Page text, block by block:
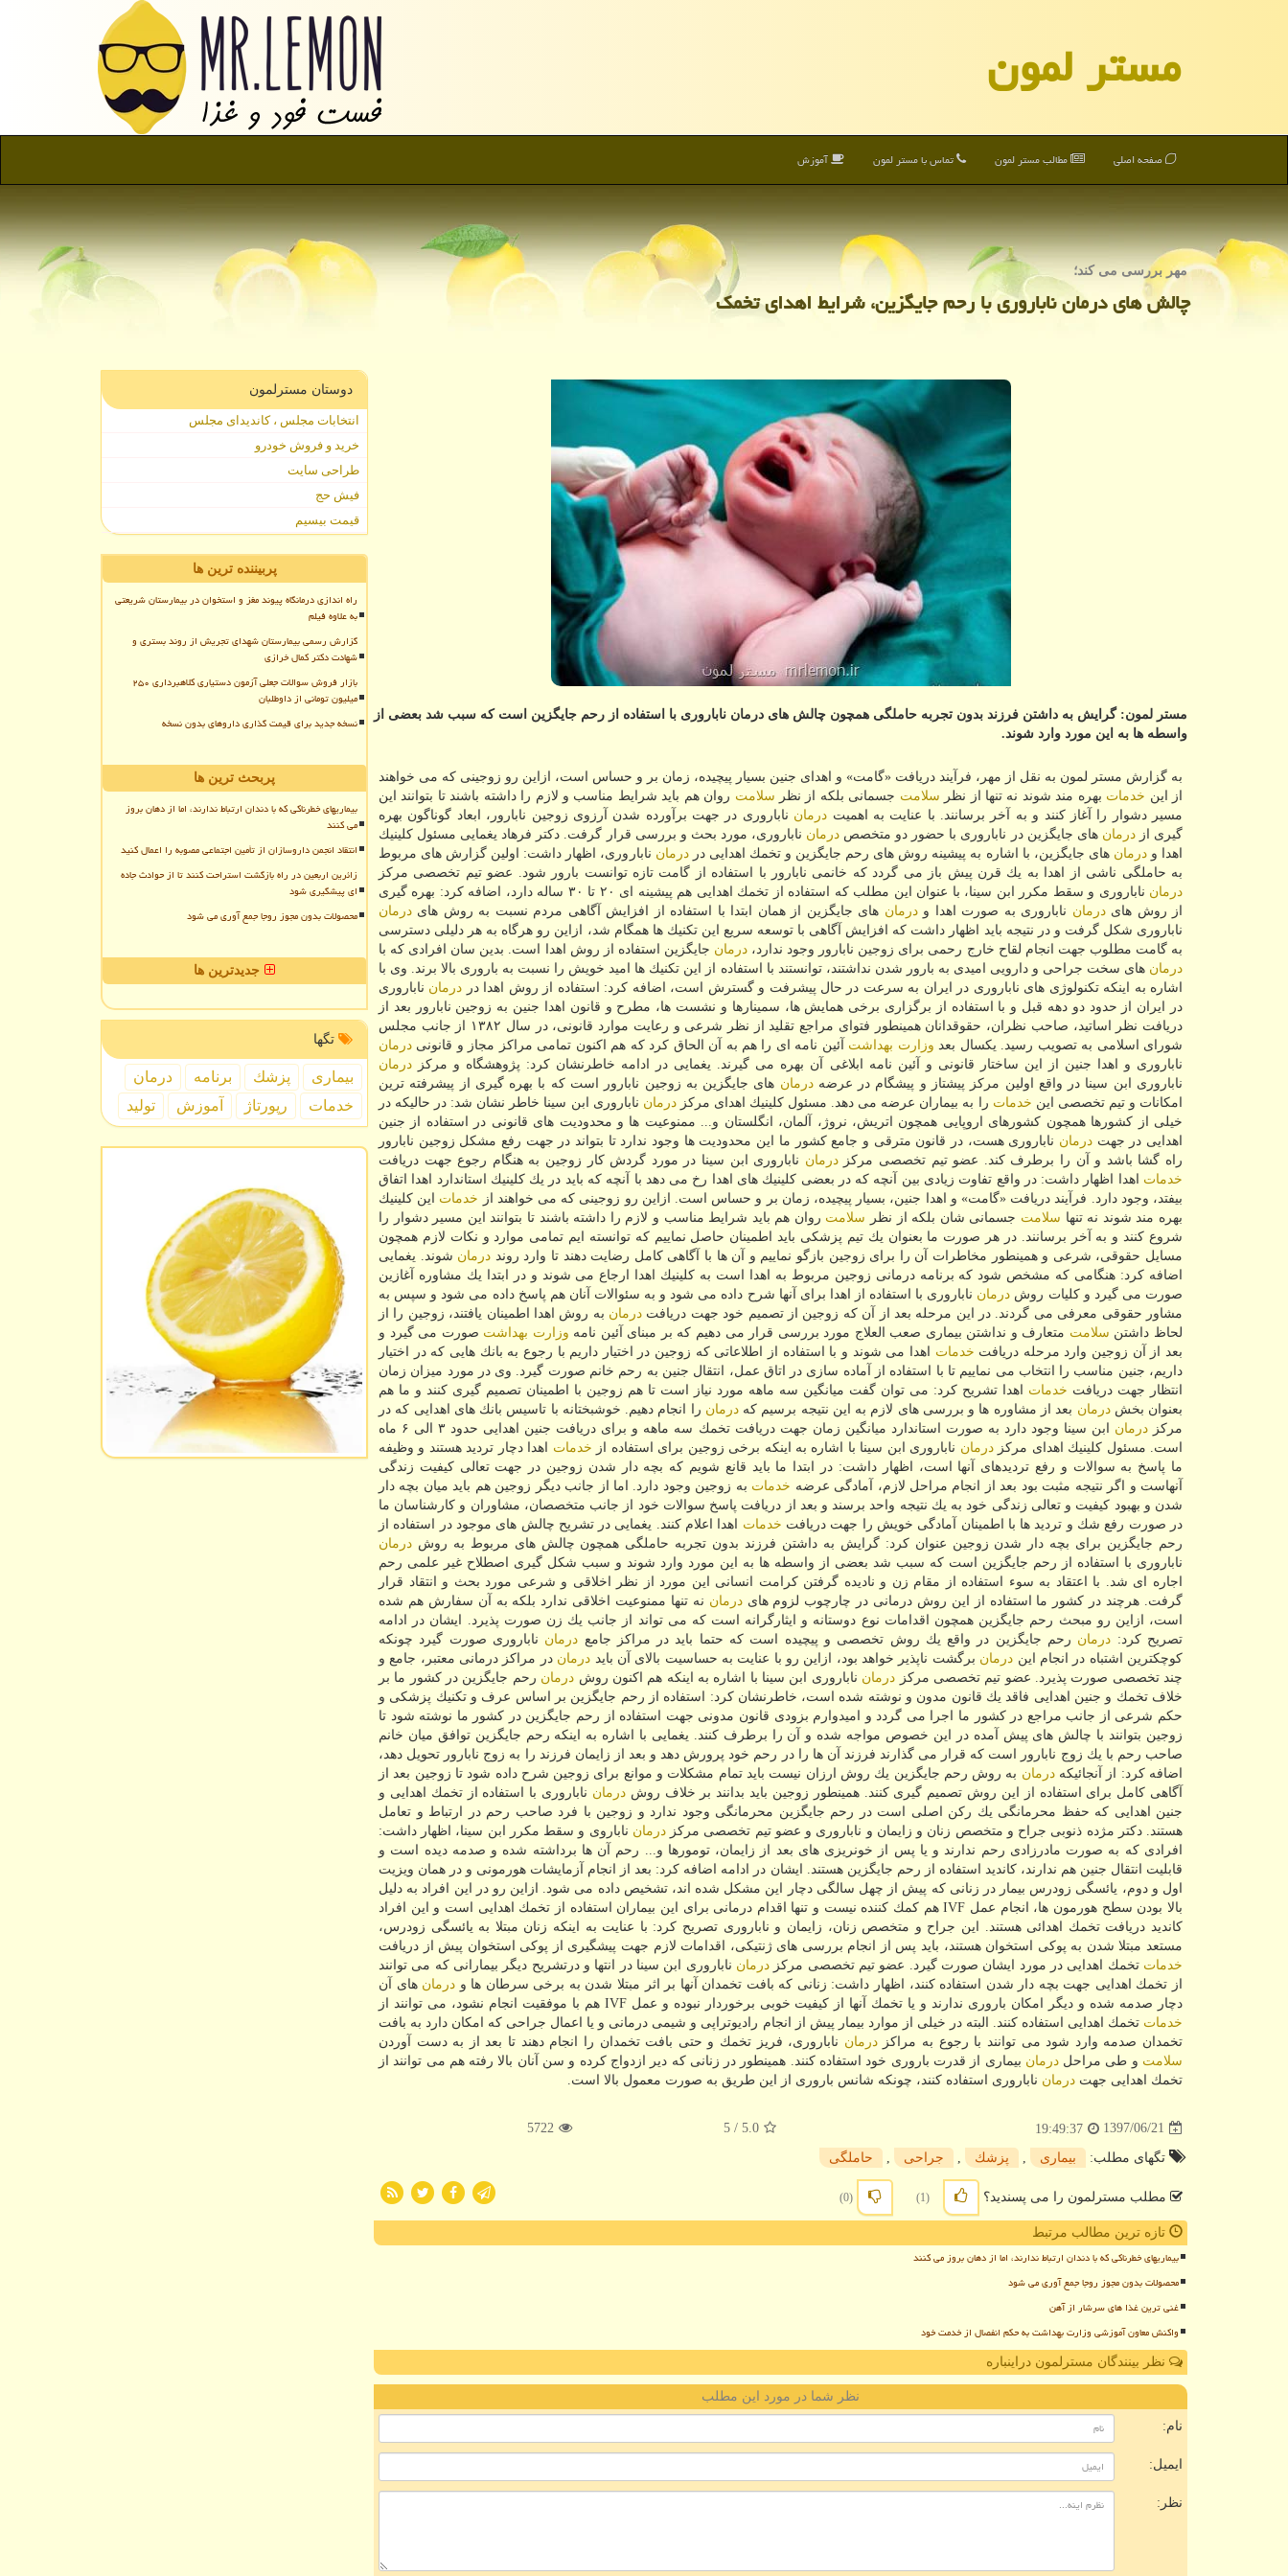
مستر لمون
صفحه اصلی مطالب مستر لمون تماس با مستر لمون آموزش
مهر بررسی می كند؛
چالش های درمان ناباروری با رحم جایگزین، شرایط اهدای تخمك
مستر لمون: گرایش به داشتن فرزند بدون تجربه حاملگی همچون چالش های درمان ناباروری با استفاده از رحم جایگزین است كه سبب شد بعضی از
واسطه ها به این مورد وارد شوند.
به گزارش مستر لمون به نقل از مهر، فرآیند دریافت «گامت» و اهدای جنین بسیار پیچیده، زمان بر و حساس است، ازاین رو زوجینی كه می خواهند
از این خدمات بهره مند شوند نه تنها از نظر سلامت جسمانی بلكه از نظر سلامت روان هم باید شرایط مناسب و لازم را داشته باشند تا بتوانند این
مسیر دشوار را آغاز كنند و به آخر برسانند. با عنایت به اهمیت درمان ناباروری در جهت برآورده شدن آرزوی زوجین نابارور، ابعاد گوناگون بهره
گیری ازدرمان های جایگزین در ناباروری با حضور دو متخصص درمان ناباروری، مورد بحث و بررسی قرار گرفت. دكتر فرهاد یغمایی مسئول كلینیك
اهدا ودرمان های جایگزین، با اشاره به پیشینه روش های رحم جایگزین و تخمك اهدایی دردرمان ناباروری، اظهار داشت: اولین گزارش های مربوط
به حاملگی ناشی از اهدا به یك قرن پیش باز می گردد كه خانمی نابارور با استفاده از گامت تازه توانست بارور شود. عضو تیم تخصصی مركز
درمان
ناباروری و سقط مكرر ابن سینا، با عنوان این مطلب كه استفاده از تخمك اهدایی هم پیشینه ای ۲۰ تا ۳۰ ساله دارد، اضافه كرد: بهره گیری
از روش هایدرمان ناباروری به صورت اهدا ودرمان های جایگزین از همان ابتدا با استفاده از افزایش آگاهی مردم نسبت به روش های درمان
ناباروری شكل گرفت و در نتیجه باید اظهار داشت كه افزایش آگاهی با توسعه سریع این تكنیك ها همگام شد، ازاین رو هرگاه به هر دلیلی دسترسی
به گامت مطلوب جهت انجام لقاح خارج رحمی برای زوجین نابارور وجود ندارد،درمان جایگزین استفاده از روش اهدا است. بدین سان افرادی كه با
درمان های سخت جراحی و دارویی امیدی به بارور شدن نداشتند، توانستند با استفاده از این تكنیك ها امید خویش را نسبت به باروری بالا برند. وی با
اشاره به اینكه تكنولوژی های ناباروری در ایران به سرعت در حال پیشرفت و گسترش است، اضافه كرد: استفاده از روش اهدا در درمان ناباروری
در ایران از حدود دو دهه قبل و با استفاده از برگزاری برخی همایش ها، سمینارها و نشست ها، مطرح و قانون اهدا جنین به زوجین نابارور بعد از
دریافت نظر اساتید، صاحب نظران، حقوقدانان همینطور فتوای مراجع تقلید از نظر شرعی و رعایت موارد قانونی، در سال ۱۳۸۲ از جانب مجلس
شورای اسلامی به تصویب رسید. یكسال بعد وزارت بهداشت آئین نامه ای را هم به آن الحاق كرد كه هم اكنون تمامی مراكز مجاز و قانونی درمان
ناباروری و اهدا جنین از این ساختار قانونی و آئین نامه ابلاغی آن بهره می گیرند. یغمایی در ادامه خاطرنشان كرد: پژوهشگاه و مركز درمان
ناباروری ابن سینا در واقع اولین مركز پیشتاز و پیشگام در عرضهدرمان های جایگزین به زوجین نابارور است كه با بهره گیری از پیشرفته ترین
امكانات و تیم تخصصی این خدمات را به بیماران عرضه می دهد. مسئول كلینیك اهدای مركزدرمان ناباروری ابن سینا خاطر نشان شد: در حالیكه در
خیلی از كشورها همچون كشورهای اروپایی همچون اتریش، نروژ، آلمان، انگلستان و... ممنوعیت ها و محدودیت های قانونی در استفاده از جنین
اهدایی در جهتدرمان ناباروری هست، در قانون مترقی و جامع كشور ما این محدودیت ها وجود ندارد تا بتواند در جهت رفع مشكل زوجین نابارور
راه گشا باشد و آن را برطرف كند. عضو تیم تخصصی مركزدرمان ناباروری ابن سینا در مورد گردش كار زوجین به هنگام رجوع جهت دریافت
خدمات اهدا اظهار داشت: در واقع تفاوت زیادی بین آنچه كه در بعضی كلینیك های اهدا رخ می دهد با آنچه كه باید در یك كلینیك استاندارد اهدا اتفاق
بیفتد، وجود دارد. فرآیند دریافت «گامت» و اهدا جنین، بسیار پیچیده، زمان بر و حساس است. ازاین رو زوجینی كه می خواهند از خدمات این كلینیك
بهره مند شوند نه تنها سلامت جسمانی شان بلكه از نظر سلامت روان هم باید شرایط مناسب و لازم را داشته باشند تا بتوانند این مسیر دشوار را
شروع كنند و به آخر برسانند. در هر صورت ما بعنوان یك تیم پزشكی باید اطمینان حاصل نماییم كه توانسته ایم تمامی موارد و نكات لازم همچون
مسایل حقوقی، شرعی و همینطور مخاطرات آن را برای زوجین بازگو نماییم و آن ها با آگاهی كامل رضایت دهند تا وارد روند درمان شوند. یغمایی
اضافه كرد: هنگامی كه مشخص شود كه برنامه درمانی زوجین مربوط به اهدا است به كلینیك اهدا ارجاع می شوند و در ابتدا یك مشاوره آغازین
صورت می گیرد و كلیات روش درمان ناباروری با استفاده از اهدا برای آنها شرح داده می شود و به سئوالات آنان هم پاسخ داده می شود و سپس به
مشاور حقوقی معرفی می گردند. در این مرحله بعد از آن كه زوجین از تصمیم خود جهت دریافت درمان به روش اهدا اطمینان یافتند، زوجین را از
لحاظ داشتن سلامت متعارف و نداشتن بیماری صعب العلاج مورد بررسی قرار می دهیم كه بر مبنای آئین نامه وزارت بهداشت صورت می گیرد و
بعد از آن زوجین وارد مرحله دریافت خدمات اهدا می شوند و با استفاده از اطلاعاتی كه زوجین در اختیار داریم با رجوع به بانك هایی كه در اختیار
داریم، جنین مناسب را انتخاب می نماییم تا با استفاده از آماده سازی در اتاق عمل، انتقال جنین به رحم خانم صورت گیرد. وی در مورد میزان زمان
انتظار جهت دریافت خدمات اهدا تشریح كرد: می توان گفت میانگین سه ماهه مورد نیاز است تا هم زوجین با اطمینان تصمیم گیری كنند و ما هم
بعنوان بخشدرمان بعد از مشاوره ها و بررسی های لازم به این نتیجه برسیم كهدرمان را انجام دهیم. خوشبختانه با تاسیس بانك های اهدایی كه در
مركزدرمان
ابن سینا وجود دارد به صورت استاندارد میانگین زمان جهت دریافت تخمك سه ماهه و برای دریافت جنین اهدایی حدود ۳ الی ۶ ماه
است. مسئول كلینیك اهدای مركزدرمان ناباروری ابن سینا با اشاره به اینكه برخی زوجین برای استفاده از خدمات اهدا دچار تردید هستند و وظیفه
ما پاسخ به سوالات و رفع تردیدهای آنها است، اظهار داشت: در ابتدا ما باید قانع شویم كه بچه دار شدن زوجین در جهت تعالی كیفیت زندگی
آنهاست و اگر نتیجه مثبت بود بعد از انجام مراحل لازم، آمادگی عرضه خدمات به زوجین وجود دارد. اما از جانب دیگر زوجین هم باید میان بچه دار
شدن و بهبود كیفیت و تعالی زندگی خود به یك نتیجه واحد برسند و بعد از دریافت پاسخ سوالات خود از جانب متخصصان، مشاوران و كارشناسان ما
در صورت رفع شك و تردید ها با اطمینان آمادگی خویش را جهت دریافت خدمات اهدا اعلام كنند. یغمایی در تشریح چالش های موجود در استفاده از
رحم جایگزین برای بچه دار شدن زوجین عنوان كرد: گرایش به داشتن فرزند بدون تجربه حاملگی همچون چالش های مربوط به روش درمان
ناباروری با استفاده از رحم جایگزین است كه سبب شد بعضی از واسطه ها به این مورد وارد شوند و سبب شكل گیری اصطلاح غیر علمی رحم
اجاره ای شد. با اعتقاد به سوء استفاده از مقام زن و نادیده گرفتن كرامت انسانی این مورد از نظر اخلاقی و شرعی مورد بحث و انتقاد قرار
گرفت. هرچند در كشور ما استفاده از این روش درمانی در چارچوب لزوم هایدرمان نه تنها ممنوعیت اخلاقی ندارد بلكه به آن سفارش هم شده
است، ازاین رو مبحث رحم جایگزین همچون اقدامات نوع دوستانه و ایثارگرانه است كه می تواند از جانب یك زن صورت پذیرد. ایشان در ادامه
تصریح كرد: درمان رحم جایگزین در واقع یك روش تخصصی و پیچیده است كه حتما باید در مراكز جامع درمان ناباروری صورت گیرد چونكه
كوچكترین اشتباه در انجام این درمان برگشت ناپذیر خواهد بود، ازاین رو با عنایت به حساسیت بالای آن باید درمان در مراكز درمانی معتبر، جامع و
چند تخصصی صورت پذیرد. عضو تیم تخصصی مركز درمان ناباروری ابن سینا با اشاره به اینكه هم اكنون روش درمان رحم جایگزین در كشور ما بر
خلاف تخمك و جنین اهدایی فاقد یك قانون مدون و نوشته شده است، خاطرنشان كرد: استفاده از رحم جایگزین بر اساس عرف و تكنیك پزشكی و
حكم شرعی از جانب مراجع در كشور ما اجرا می گردد و امیدوارم بزودی قانون مدونی جهت استفاده از رحم جایگزین در كشور ما نوشته شود تا
زوجین بتوانند با چالش های پیش آمده در این خصوص مواجه شده و آن را برطرف كنند. یغمایی با اشاره به اینكه رحم جایگزین توافق میان خانم
صاحب رحم با یك زوج نابارور است كه قرار می گذارند فرزند آن ها را در رحم خود پرورش دهد و بعد از زایمان فرزند را به زوج نابارور تحویل دهد،
اضافه كرد: از آنجائیكهدرمان به روش رحم جایگزین یك روش ارزان نیست باید تمام مشكلات و موانع برای زوجین شرح داده شود تا زوجین بعد از
آگاهی كامل برای استفاده از این روش تصمیم گیری كنند. همینطور زوجین باید بدانند بر خلاف روشدرمان ناباروری با استفاده از تخمك اهدایی و
جنین اهدایی كه حفظ محرمانگی یك ركن اصلی است در رحم جایگزین محرمانگی وجود ندارد و زوجین با فرد صاحب رحم در ارتباط و تعامل
هستند. دكتر مژده ذنوبی جراح و متخصص زنان و زایمان و ناباروری و عضو تیم تخصصی مركزدرمان ناباروی و سقط مكرر ابن سینا، اظهار داشت:
افرادی كه به صورت مادرزادی رحم ندارند و یا پس از خونریزی های بعد از زایمان، تومورها و... رحم آن ها برداشته شده و صدمه دیده است و
قابلیت انتقال جنین هم ندارند، كاندید استفاده از رحم جایگزین هستند. ایشان در ادامه اضافه كرد: بعد از انجام آزمایشات هورمونی و در همان ویزیت
اول و دوم، یائسگی زودرس بیمار در زنانی كه پیش از چهل سالگی دچار این مشكل شده اند، تشخیص داده می شود. ازاین رو در این افراد به دلیل
بالا بودن سطح هورمون ها، انجام عمل IVF هم كمك كننده نیست و تنها اقدام درمانی برای این بیماران استفاده از تخمك اهدایی است و این افراد
كاندید دریافت تخمك اهدائی هستند. این جراح و متخصص زنان، زایمان و ناباروری تصریح كرد: با عنایت به اینكه زنان مبتلا به یائسگی زودرس،
مستعد مبتلا شدن به پوكی استخوان هستند، باید پس از انجام بررسی های ژنتیكی، اقدامات لازم جهت پیشگیری از پوكی استخوان پیش از دریافت
خدمات تخمك اهدایی در مورد ایشان صورت گیرد. عضو تیم تخصصی مركز درمان ناباروری ابن سینا در انتها و درتشریح دیگر بیمارانی كه می توانند
از تخمك اهدایی جهت بچه دار شدن استفاده كنند، اظهار داشت: زنانی كه بافت تخمدان آنها بر اثر مبتلا شدن به برخی سرطان ها و درمان های آن
دچار صدمه شده و دیگر امكان باروری ندارند و یا تخمك آنها از كیفیت خوبی برخوردار نبوده و عمل IVF هم با موفقیت انجام نشود، می توانند از
خدمات تخمك اهدایی استفاده كنند. البته در خیلی از موارد بیمار پیش از انجام رادیوتراپی و شیمی درمانی و یا اعمال جراحی كه امكان دارد به بافت
تخمدان صدمه وارد شود می توانند با رجوع به مراكزدرمان ناباروری، فریز تخمك و حتی بافت تخمدان را انجام دهند تا بعد از به دست آوردن
سلامت و طی مراحلدرمان بیماری از قدرت باروری خود استفاده كنند. همینطور در زنانی كه دیر ازدواج كرده و سن آنان بالا رفته هم می توانند از
تخمك اهدایی جهت درمان ناباروری استفاده كنند، چونكه شانس باروری از این طریق به صورت معمول بالا است.
1397/06/21
19:49:37
5.0
/ 5
5722
تگهای مطلب: بیماری پزشك جراحی حاملگی
مطلب مسترلمون را می پسندید؟ (1)
(0)
تازه ترین مطالب مرتبط
بیماریهای خطرناکی که با دندان ارتباط ندارند، اما از دهان بروز می کنند
محصولات بدون مجوز روجا جمع آوری می شود
غنی ترین غذا های سرشار از آهن
واکنش معاون آموزشی وزارت بهداشت به حکم انفصال از خدمت خود
نظر بینندگان مسترلمون دراینباره
نظر شما در مورد این مطلب
نام:
ایمیل:
نظر:
دوستان مسترلمون
انتخابات مجلس ، کاندیدای مجلس
خرید و فروش خودرو
طراحی سایت
فیش حج
قیمت بیسیم
پربیننده ترین ها
راه اندازی درمانگاه پیوند مغز و استخوان در بیمارستان شریعتی
به علاوه فیلم
گزارش رسمی بیمارستان شهدای تجریش از روند بستری و
شهادت دکتر کمال خرازی
بازار فروش سوالات جعلی آزمون دستیاری کلاهبرداری ۲۵۰
میلیون تومانی از داوطلبان
نسخه جدید برای قیمت گذاری داروهای بدون نسخه
پربحث ترین ها
بیماریهای خطرناکی که با دندان ارتباط ندارند، اما از دهان بروز
می کنند
انتقاد انجمن داروسازان از تأمین اجتماعی مصوبه را اعمال کنید
زائرین اربعین در راه بازگشت استراحت کنند تا از حوادث جاده
ای پیشگیری شود
محصولات بدون مجوز روجا جمع آوری می شود
جدیدترین ها
تگها
بیماری پزشك برنامه
درمان
خدمات
رپورتاژ آموزش تولید